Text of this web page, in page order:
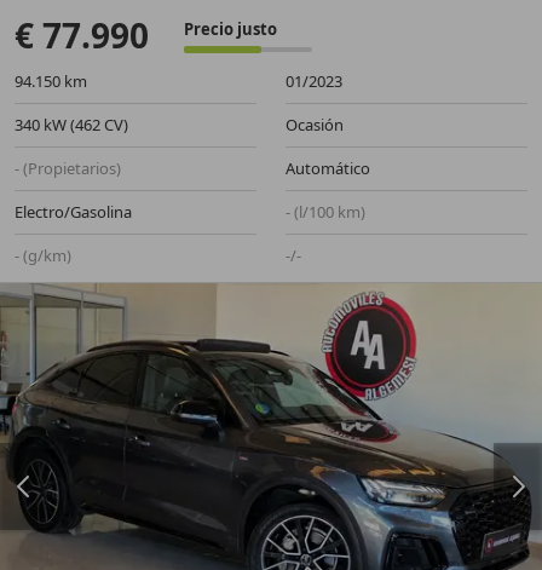
€ 77.990 Precio justo
94.150 km
01/2023
340 kW (462 CV)
Ocasión
- (Propietarios)
Automático
Electro/Gasolina
- (l/100 km)
- (g/km)
-/-